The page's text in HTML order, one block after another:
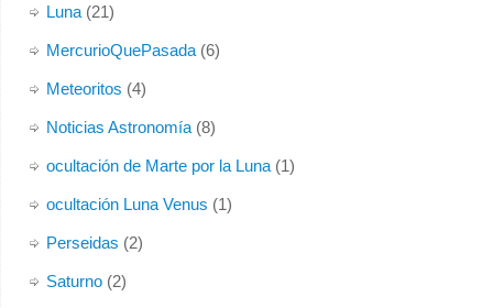
Luna(21)
MercurioQuePasada(6)
Meteoritos (4)
Noticias Astronomía(8)
ocultación de Marte por la Luna(1)
ocultación Luna Venus (1)
Perseidas (2)
Saturno(2)